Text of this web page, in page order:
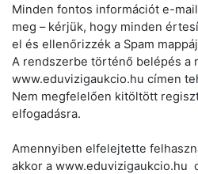
Minden fontos információt e-
meg – kérjük, hogy minden
el és ellenőrizzék a Spam
A rendszerbe történő belépés a
www.eduvizigaukcio.hu címen
Nem megfelelően kitöltött
elfogadásra.
Amennyiben elfelejtette
akkor a www.eduvizigaukcio.hu